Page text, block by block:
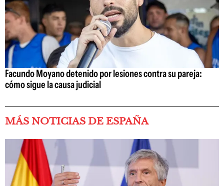
Facundo Moyano detenido por lesiones contra su pareja:
cómo sigue la causa judicial
MÁS NOTICIAS DE ESPAÑA